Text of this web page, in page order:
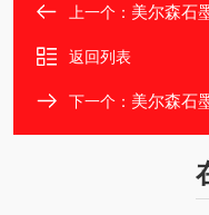
上一个： 美尔森石
返回列表
下一个： 美尔森石